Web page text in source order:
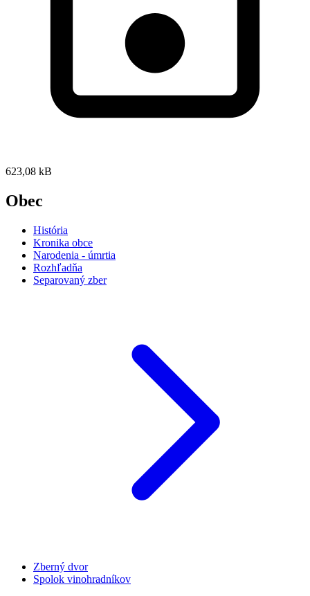
623,08 kB
Obec
História
Kronika obce
Narodenia - úmrtia
Rozhľadňa
Separovaný zber
Zberný dvor
Spolok vinohradníkov